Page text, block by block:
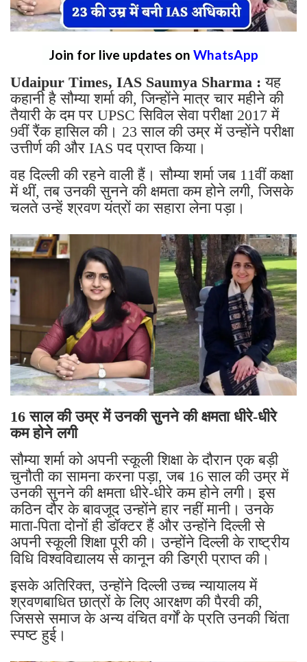
Join for live updates on WhatsApp
Udaipur Times, IAS Saumya Sharma : यह
कहानी है सौम्या शर्मा की, जिन्होंने मात्र चार महीने की
तैयारी के दम पर UPSC सिविल सेवा परीक्षा 2017 में
9वीं रैंक हासिल की। ​​23 साल की उम्र में उन्होंने परीक्षा
उत्तीर्ण की और IAS पद प्राप्त किया।
वह दिल्ली की रहने वाली हैं। सौम्या शर्मा जब 11वीं कक्षा
में थीं, तब उनकी सुनने की क्षमता कम होने लगी, जिसके
चलते उन्हें श्रवण यंत्रों का सहारा लेना पड़ा।
16 साल की उम्र में उनकी सुनने की क्षमता धीरे-धीरे
कम होने लगी
सौम्या शर्मा को अपनी स्कूली शिक्षा के दौरान एक बड़ी
चुनौती का सामना करना पड़ा, जब 16 साल की उम्र में
उनकी सुनने की क्षमता धीरे-धीरे कम होने लगी। इस
कठिन दौर के बावजूद उन्होंने हार नहीं मानी। उनके
माता-पिता दोनों ही डॉक्टर हैं और उन्होंने दिल्ली से
अपनी स्कूली शिक्षा पूरी की। उन्होंने दिल्ली के राष्ट्रीय
विधि विश्वविद्यालय से कानून की डिग्री प्राप्त की।
इसके अतिरिक्त, उन्होंने दिल्ली उच्च न्यायालय में
श्रवणबाधित छात्रों के लिए आरक्षण की पैरवी की,
जिससे समाज के अन्य वंचित वर्गों के प्रति उनकी चिंता
स्पष्ट हुई।